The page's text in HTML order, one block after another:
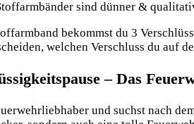
sind dünner &
bekommst du 3
welchen Verschluss du auf
– Das
und suchst nach